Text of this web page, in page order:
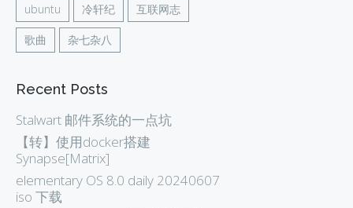
ubuntu 冷轩纪 互联网志
歌曲 杂七杂八
Recent Posts
Stalwart 邮件系统的一点坑
【转】使用docker搭建
Synapse[Matrix]
elementary OS 8.0 daily 20240607
iso 下载